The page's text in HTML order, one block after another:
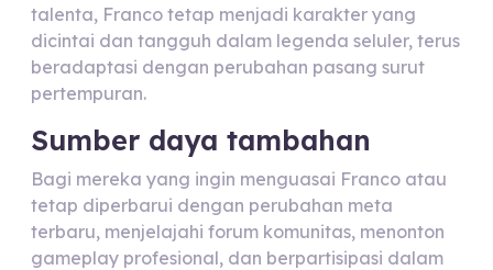
talenta, Franco tetap menjadi karakter yang
dicintai dan tangguh dalam legenda seluler, terus
beradaptasi dengan perubahan pasang surut
pertempuran.
Sumber daya tambahan
Bagi mereka yang ingin menguasai Franco atau
tetap diperbarui dengan perubahan meta
terbaru, menjelajahi forum komunitas, menonton
gameplay profesional, dan berpartisipasi dalam